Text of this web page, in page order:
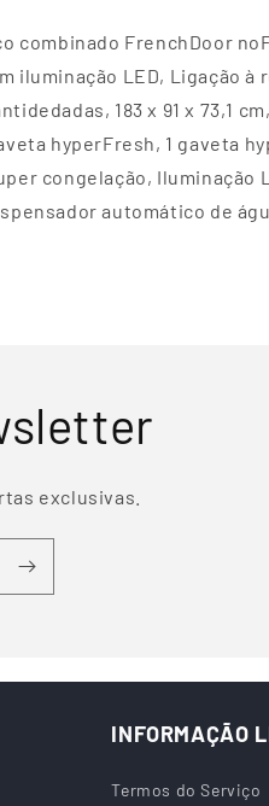
combinado FrenchDoor
iluminação LED, Ligação à
183 x 91 x 73,1
hyperFresh, 1 gaveta
congelação, Iluminação
automático de
exclusivas.
INFORMAÇÃO
Termos do Serviço